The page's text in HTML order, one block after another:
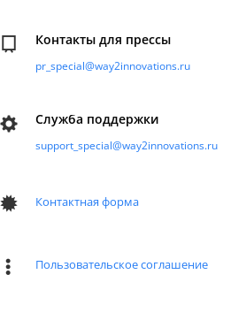
Контакты для прессы
pr_special@way2innovations.ru
Служба поддержки
support_special@way2innovations.ru
Контактная форма
Пользовательское соглашение